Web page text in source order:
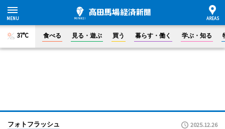
37°C 食べる 見る・遊ぶ 買う 暮らす・働く 学ぶ・知る
フォトフラッシュ 2025.12.26